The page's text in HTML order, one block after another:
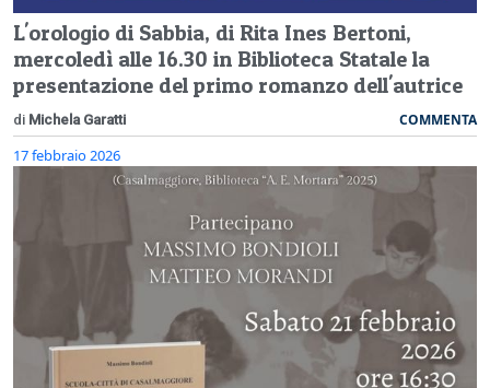
L'orologio di Sabbia, di Rita Ines Bertoni,
mercoledì alle 16.30 in Biblioteca Statale la
presentazione del primo romanzo dell'autrice
di Michela Garatti COMMENTA
17 febbraio 2026